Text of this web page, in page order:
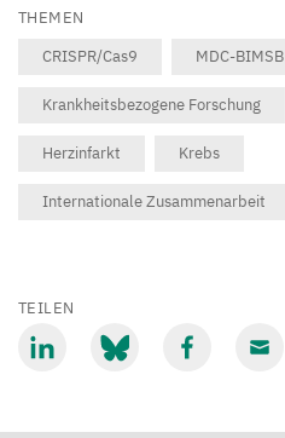
THEMEN
CRISPR/Cas9
MDC-BIMSB
Krankheitsbezogene Forschung
Herzinfarkt Krebs
Internationale Zusammenarbeit
TEILEN